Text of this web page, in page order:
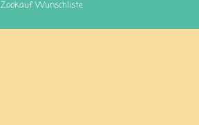
Zookauf Wunschliste